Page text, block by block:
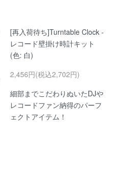
[再入荷待ち]Turntable Clock -
レコード壁掛け時計キット
(色: 白)
2,456円(税込2,702円)
細部までこだわりぬいたDJや
レコードファン納得のパーフ
ェクトアイテム！